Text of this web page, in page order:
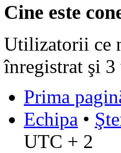
Cine este
Utilizatorii ce
înregistrat şi
Prima
Echipa •
UTC + 2